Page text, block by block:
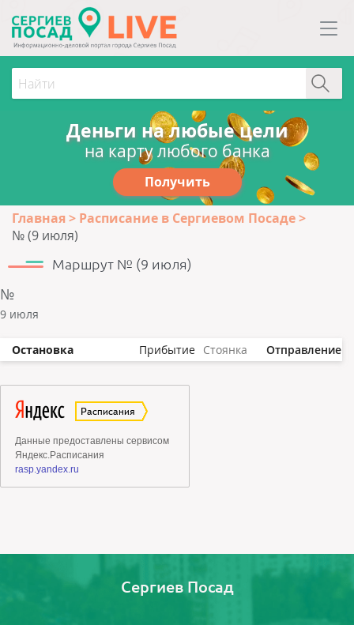
Деньги на любые цели
на карту любого банка
Получить
Главная
Расписание в Сергиевом Посаде
№ (9 июля)
Маршрут № (9 июля)
№
9 июля
Остановка Прибытие Стоянка Отправление
Сергиев Посад